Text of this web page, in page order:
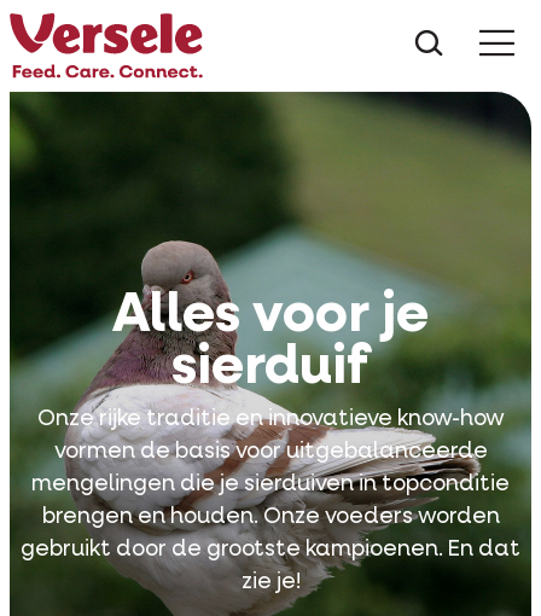
Alles voor je
sierduif
Onze rijke traditie en innovatieve know-how
vormen de basis voor uitgebalanceerde
mengelingen die je sierduiven in topconditie
brengen en houden. Onze voeders worden
gebruikt door de grootste kampioenen. En dat
zie je!